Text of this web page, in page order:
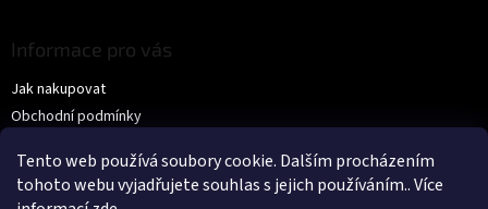
Tento web používá soubory cookie. Dalším procházením
tohoto webu vyjadřujete souhlas s jejich používáním.. Více
Informace pro vás
Jak nakupovat
Obchodní podmínky
KONTAKTY